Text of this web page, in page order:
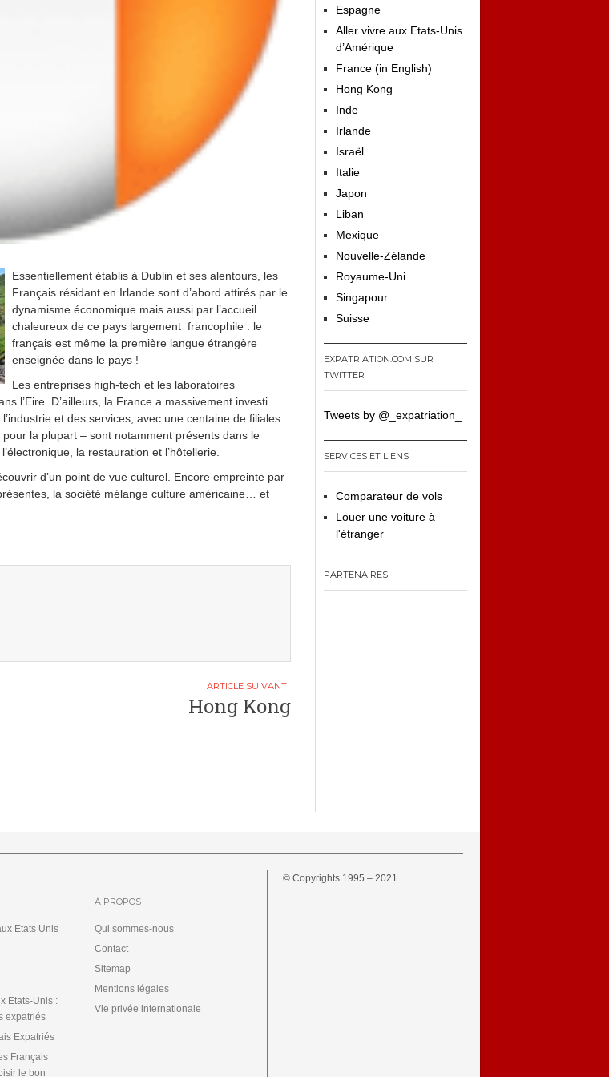
Essentiellement établis à Dublin et ses alentours, les
Français résidant en Irlande sont d’abord attirés par le
dynamisme économique mais aussi par l’accueil
chaleureux de ce pays largement francophile : le
français est même la première langue étrangère
enseignée dans le pays !
Les entreprises high-tech et les laboratoires
l’Eire. D’ailleurs, la France a massivement investi
et des services, avec une centaine de filiales.
la plupart – sont notamment présents dans le
la restauration et l’hôtellerie.
d’un point de vue culturel. Encore empreinte par
la société mélange culture américaine… et
Hong Kong
Espagne
Aller vivre aux Etats-Unis
d’Amérique
France (in English)
Hong Kong
Inde
Irlande
Israël
Italie
Japon
Liban
Mexique
Nouvelle-Zélande
Royaume-Uni
Singapour
Suisse
EXPATRIATION.COM SUR
TWITTER
Tweets by @_expatriation_
SERVICES ET LIENS
Comparateur de vols
Louer une voiture à
l'étranger
PARTENAIRES
Etats Unis
Etats-Unis :
expatriés
Expatriés
Français
le bon
À PROPOS
Qui sommes-nous
Contact
Sitemap
Mentions légales
Vie privée internationale
© Copyrights 1995 – 2021